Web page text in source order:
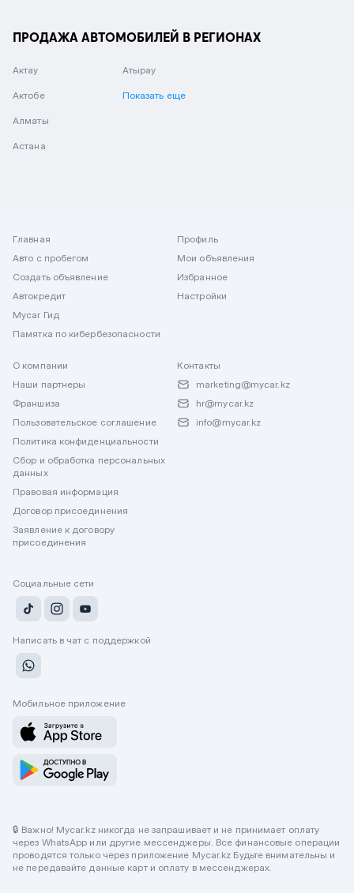
ПРОДАЖА АВТОМОБИЛЕЙ В РЕГИОНАХ
Актау
Актобе
Алматы
Астана
Атырау
Показать еще
Главная
Авто с пробегом
Создать объявление
Автокредит
Mycar Гид
Памятка по кибербезопасности
Профиль
Мои объявления
Избранное
Настройки
О компании
Наши партнеры
Франшиза
Пользовательское соглашение
Политика конфиденциальности
Сбор и обработка персональных
данных
Правовая информация
Договор присоединения
Заявление к договору
присоединения
Контакты
marketing@mycar.kz
hr@mycar.kz
info@mycar.kz
Социальные сети
Написать в чат с поддержкой
Мобильное приложение
🔒 Важно! Mycar.kz никогда не запрашивает и не принимает оплату
через WhatsApp или другие мессенджеры. Все финансовые операции
проводятся только через приложение Mycar.kz Будьте внимательны и
не передавайте данные карт и оплату в мессенджерах.